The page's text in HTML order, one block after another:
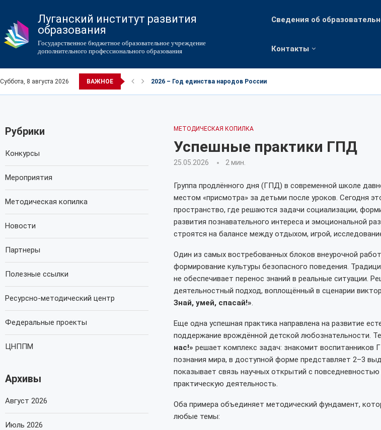
Луганский институт развития
образования
Государственное бюджетное образовательное учреждение
дополнительного профессионального образования
Сведения об
Контакты
Суббота, 8 августа 2026 ВАЖНОЕ 2026 – Год единства народов России
МЕТОДИЧЕСКАЯ КОПИЛКА
Успешные практики ГПД
25.05.2026 2 мин.
Группа продлённого дня (ГПД) в современной школе
местом «присмотра» за детьми после уроков. Сегодня
пространство, где решаются задачи социализации,
развития познавательного интереса и эмоциональной
строятся на балансе между отдыхом, игрой,
Один из самых востребованных блоков внеурочной
формирование культуры безопасного поведения.
не обеспечивает перенос знаний в реальные ситуации.
деятельностный подход, воплощённый в сценарии
Знай, умей, спасай!».
Еще одна успешная практика направлена на развитие
поддержание врождённой детской любознательности.
нас!» решает комплекс задач: знакомит воспитанников
познания мира, в доступной форме представляет 2–3
показывает связь научных открытий с повседневностью
практическую деятельность.
Оба примера объединяет методический фундамент,
любые темы:
Рубрики
Конкурсы
Мероприятия
Методическая копилка
Новости
Партнеры
Полезные ссылки
Ресурсно-методический центр
Федеральные проекты
ЦНППМ
Архивы
Август 2026
Июль 2026